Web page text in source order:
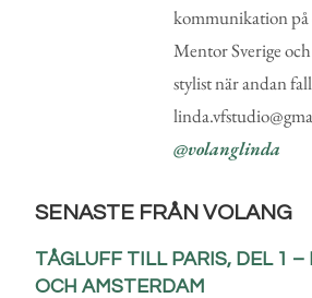
kommunikation på
Mentor Sverige
stylist när andan
@volanglinda
SENASTE FRÅN VOLANG
TÅGLUFF TILL PARIS, DEL 1 –
OCH AMSTERDAM